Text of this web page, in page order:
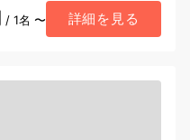
/ 1名 〜 詳細を見る